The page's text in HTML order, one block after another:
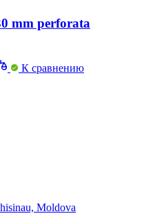
mm perforata
К сравнению
Moldova